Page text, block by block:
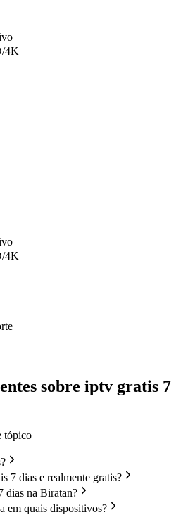
4K
4K
sobre iptv gratis 7
tópico
7 dias e realmente gratis?
dias na Biratan?
em quais dispositivos?